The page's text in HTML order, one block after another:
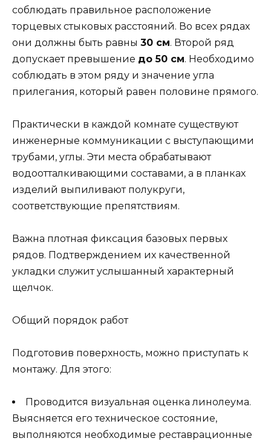
соблюдать правильное расположение
торцевых стыковых расстояний. Во всех рядах
они должны быть равны 30 см. Второй ряд
допускает превышение до 50 см. Необходимо
соблюдать в этом ряду и значение угла
прилегания, который равен половине прямого.
Практически в каждой комнате существуют
инженерные коммуникации с выступающими
трубами, углы. Эти места обрабатывают
водоотталкивающими составами, а в планках
изделий выпиливают полукруги,
соответствующие препятствиям.
Важна плотная фиксация базовых первых
рядов. Подтверждением их качественной
укладки служит услышанный характерный
щелчок.
Общий порядок работ
Подготовив поверхность, можно приступать к
монтажу. Для этого:
Проводится визуальная оценка линолеума.
Выясняется его техническое состояние,
выполняются необходимые реставрационные